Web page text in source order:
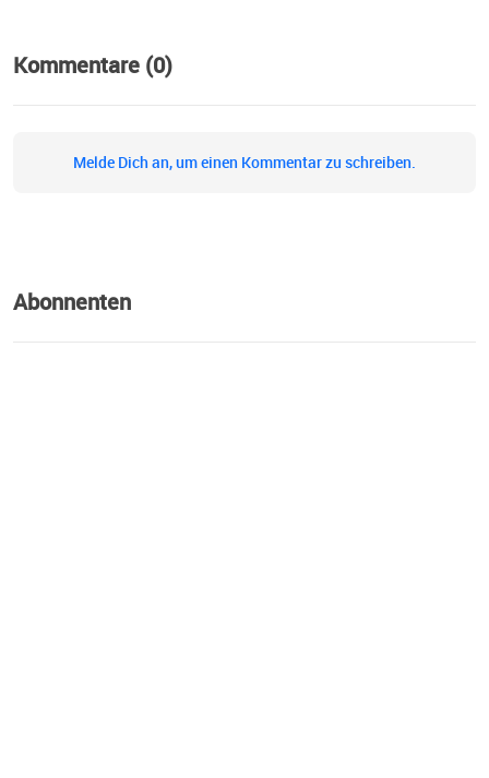
auf live.radiodarmstadt.de. Mehr Infos zum Sender findet
ihr unter www.radiodarmstadt.de.
Kommentare (0)
Melde Dich an, um einen Kommentar zu schreiben.
Abonnenten